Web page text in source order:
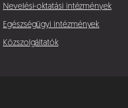
Nevelési-oktatási intézmények
Egészségügyi intézmények
Közszolgáltatók